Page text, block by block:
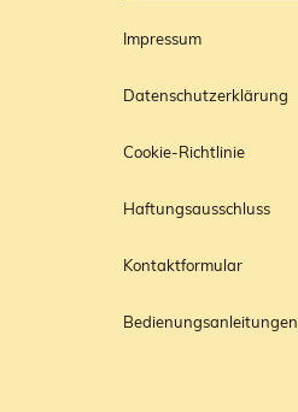
Impressum
Datenschutzerklärung
Cookie-Richtlinie
Haftungsausschluss
Kontaktformular
Bedienungsanleitungen